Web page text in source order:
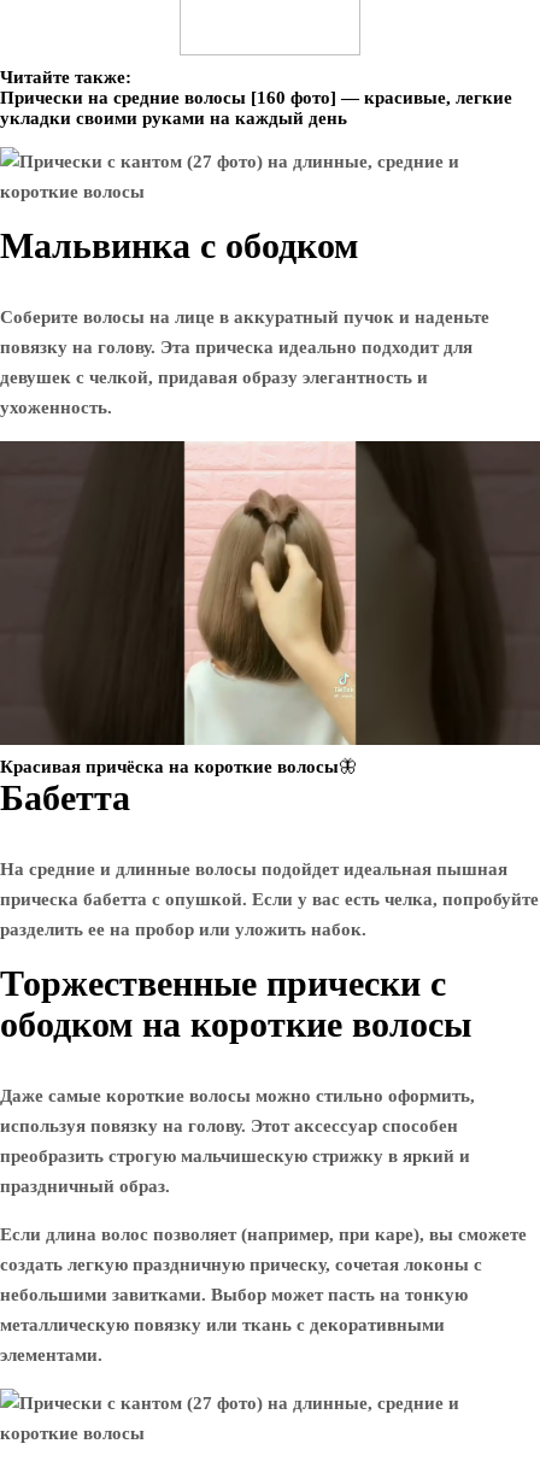
Читайте также:
Прически на средние волосы [160 фото] — красивые, легкие
укладки своими руками на каждый день
Мальвинка с ободком
Соберите волосы на лице в аккуратный пучок и наденьте
повязку на голову. Эта прическа идеально подходит для
девушек с челкой, придавая образу элегантность и
ухоженность.
Красивая причёска на короткие волосы🦋
Бабетта
На средние и длинные волосы подойдет идеальная пышная
прическа бабетта с опушкой. Если у вас есть челка, попробуйте
разделить ее на пробор или уложить набок.
Торжественные прически с
ободком на короткие волосы
Даже самые короткие волосы можно стильно оформить,
используя повязку на голову. Этот аксессуар способен
преобразить строгую мальчишескую стрижку в яркий и
праздничный образ.
Если длина волос позволяет (например, при каре), вы сможете
создать легкую праздничную прическу, сочетая локоны с
небольшими завитками. Выбор может пасть на тонкую
металлическую повязку или ткань с декоративными
элементами.